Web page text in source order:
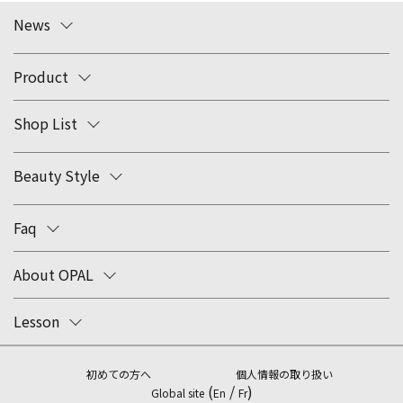
News
Product
Shop List
Beauty Style
Faq
About OPAL
Lesson
初めての方へ
個人情報の取り扱い
Global site(En / Fr)